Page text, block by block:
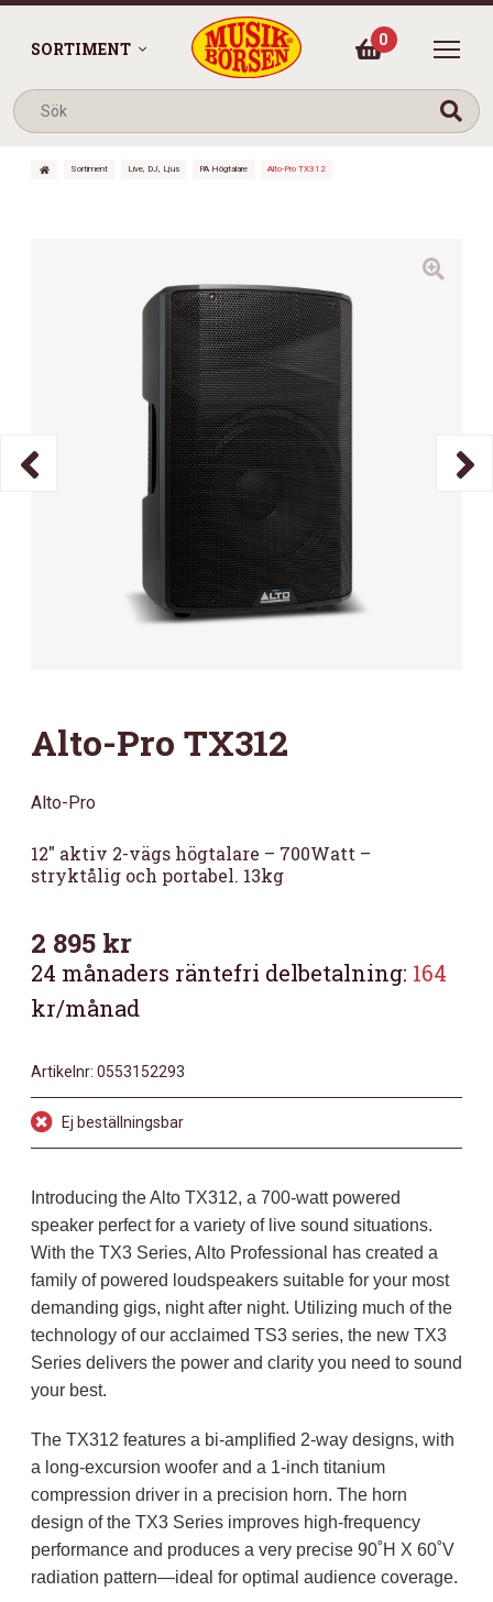
SORTIMENT 0
Sortiment Live, DJ, Ljus PA Högtalare Alto-Pro TX312
Alto-Pro TX312
Alto-Pro
12″ aktiv 2-vägs högtalare – 700Watt –
stryktålig och portabel. 13kg
2 895 kr
24 månaders räntefri delbetalning: 164
kr/månad
Artikelnr: 0553152293
Ej beställningsbar
Introducing the Alto TX312, a 700-watt powered
speaker perfect for a variety of live sound situations.
With the TX3 Series, Alto Professional has created a
family of powered loudspeakers suitable for your most
demanding gigs, night after night. Utilizing much of the
technology of our acclaimed TS3 series, the new TX3
Series delivers the power and clarity you need to sound
your best.
The TX312 features a bi-amplified 2-way designs, with
a long-excursion woofer and a 1-inch titanium
compression driver in a precision horn. The horn
design of the TX3 Series improves high-frequency
performance and produces a very precise 90˚H X 60˚V
radiation pattern—ideal for optimal audience coverage.